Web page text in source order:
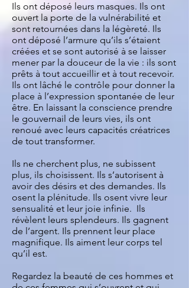
Ils ont déposé leurs masques. Ils ont
ouvert la porte de la vulnérabilité et
sont retournées dans la légèreté. Ils
ont déposé l’armure qu’ils s’étaient
créées et se sont autorisé à se laisser
mener par la douceur de la vie : ils sont
prêts à tout accueillir et à tout recevoir.
Ils ont lâché le contrôle pour donner la
place à l’expression spontanée de leur
être. En laissant la conscience prendre
le gouvernail de leurs vies, ils ont
renoué avec leurs capacités créatrices
de tout transformer.
Ils ne cherchent plus, ne subissent
plus, ils choisissent. Ils s’autorisent à
avoir des désirs et des demandes. Ils
osent la plénitude. Ils osent vivre leur
sensualité et leur joie infinie. Ils
révèlent leurs splendeurs. Ils gagnent
de l’argent. Ils prennent leur place
magnifique. Ils aiment leur corps tel
qu’il est.
Regardez la beauté de ces hommes et